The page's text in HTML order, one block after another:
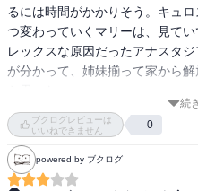
るには時間がかかりそう。キュ
つ変わっていくマリーは、見て
レックスな原因だったアナスタ
が分かって、姉妹揃って家から
続
ブクログレビューは
いいねできません
0
powered by ブクログ